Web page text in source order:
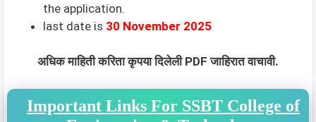
the application.
last date is 30 November 2025
अधिक माहिती करिता कृपया दिलेली PDF जाहिरात वाचावी.
Important Links For SSBT College of